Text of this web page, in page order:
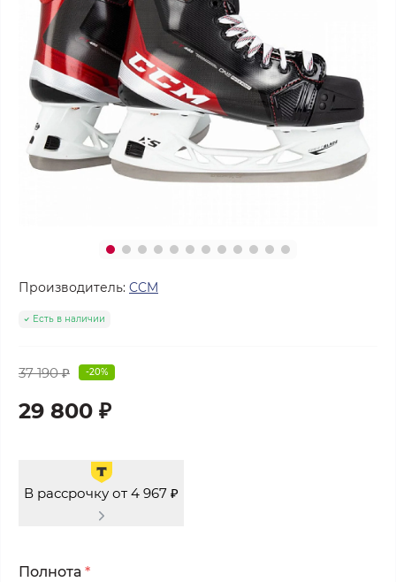
Производитель: CCM
Есть в наличии
37 190 ₽ -20%
29 800 ₽
В рассрочку от 4 967 ₽
Полнота *